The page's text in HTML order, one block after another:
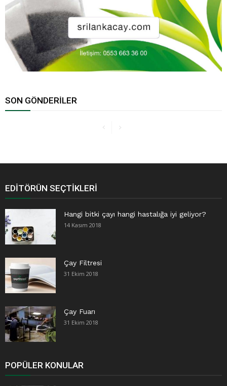
SON GÖNDERILER
EDITÖRÜN SEÇTIKLERI
Hangi bitki çayı hangi hastalığa iyi geliyor?
14 Kasım 2018
Çay Filtresi
31 Ekim 2018
Çay Fuarı
31 Ekim 2018
POPÜLER KONULAR